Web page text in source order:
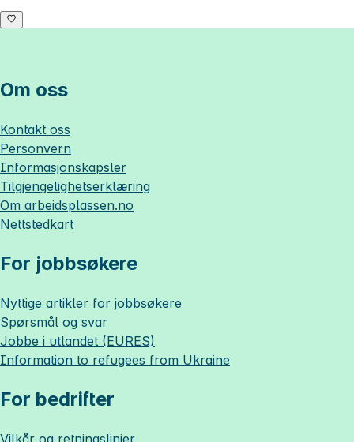
Om oss
Kontakt oss
Personvern
Informasjonskapsler
Tilgjengelighetserklæring
Om arbeidsplassen.no
Nettstedkart
For jobbsøkere
Nyttige artikler for jobbsøkere
Spørsmål og svar
Jobbe i utlandet (EURES)
Information to refugees from Ukraine
For bedrifter
Vilkår og retningslinjer